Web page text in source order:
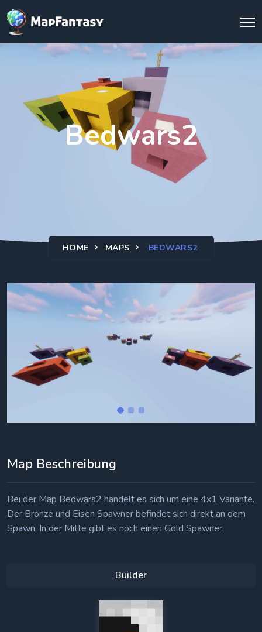
Bedwars2
HOME MAPS BEDWARS2
Map Beschreibung
Bei der Map Bedwars2 handelt es sich um eine 4x1 Variante.
Der Bronze und Eisen Spawner befindet sich direkt an dem
Spawn. In der Mitte gibt es noch einen Gold Spawner.
Builder